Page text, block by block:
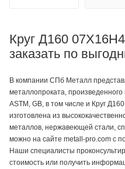
Круг Д160
заказать по
В компании СПб Металл
металлопроката,
ASTM, GB, в том числе и Круг
изготовлена из
металлов, нержавеющей стали,
можно на сайте metall-pro.com с
Наши специалисты
стоимость или получить